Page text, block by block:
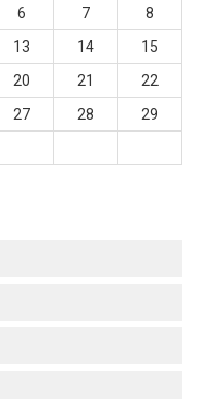
6 7
8
13 14
15
20 21
22
27 28
29